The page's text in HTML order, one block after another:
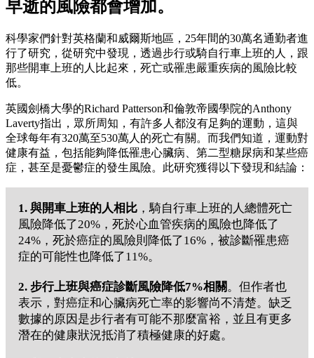
早逝的風險都會增加。
科學家們針對英格蘭和威爾斯地區，25年間的30萬名通勤者進
行了研究，從研究中發現，透過步行或騎自行車上班的人，跟
那些開車上班的人比起來，死亡或罹患嚴重疾病的風險比較
低。
英國劍橋大學的Richard Patterson和倫敦帝國學院的Anthony
Laverty指出，眾所周知，有許多人都沒有足夠的運動，這與
全球每年有320萬至530萬人的死亡有關。而我們知道，運動對
健康有益，包括能夠降低罹患心臟病、第二型糖尿病和某些癌
症，甚至是憂鬱症的發生風險。此研究獲得以下發現和結論：
1. 與開車上班的人相比 ，騎自行車上班的人總體死亡
風險降低了20%，死於心血管疾病的風險也降低了
24%，死於癌症的風險則降低了16%，被診斷罹患癌
症的可能性也降低了11%。
2. 步行上班與癌症診斷風險降低7%相關。但作者也
表示，對癌症和心臟病死亡率的影響尚不清楚。缺乏
數據的原因是步行者有可能不那麼富裕，並且有更多
潛在的健康狀況抵消了積極健康的好處。